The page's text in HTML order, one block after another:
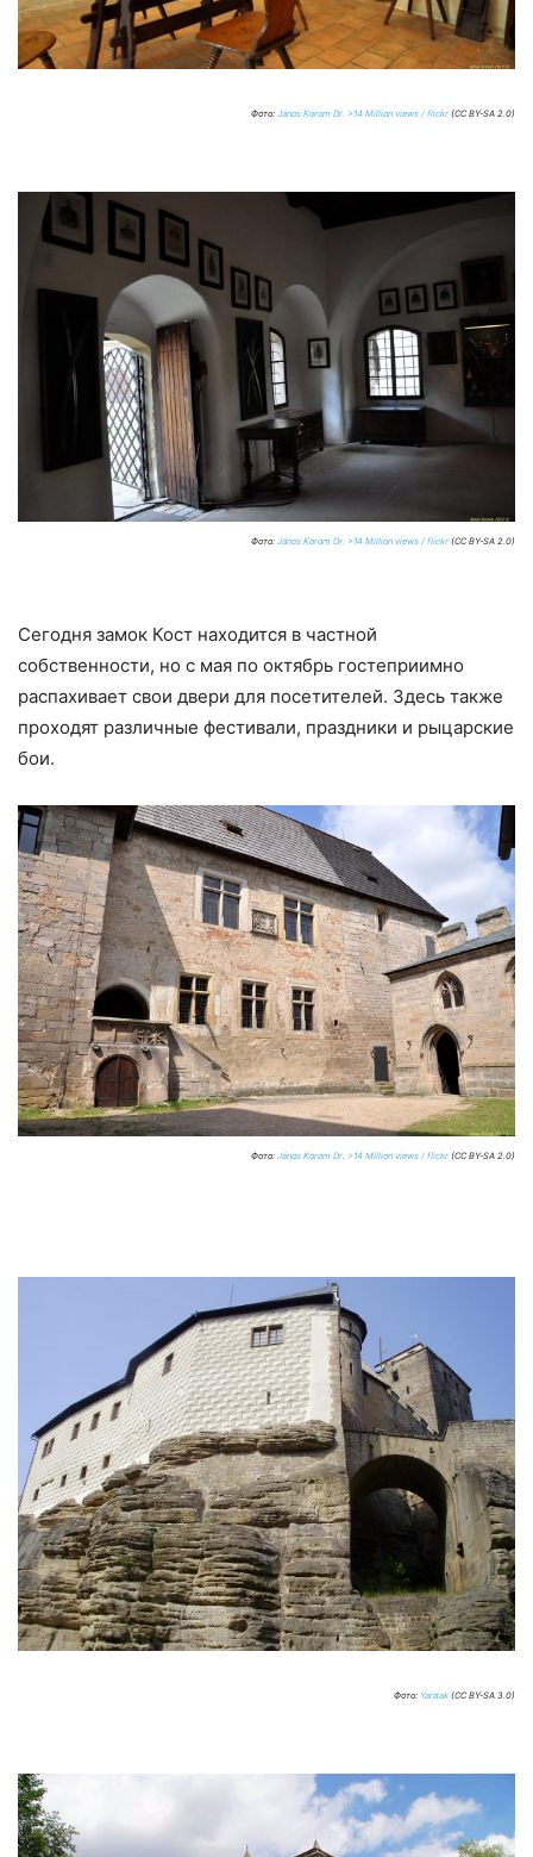
Фото: János Korom Dr. >14 Million views / flickr (CC BY-SA 2.0)
Фото: János Korom Dr. >14 Million views / flickr (CC BY-SA 2.0)
Сегодня замок Кост находится в частной
собственности, но с мая по октябрь гостеприимно
распахивает свои двери для посетителей. Здесь также
проходят различные фестивали, праздники и рыцарские
бои.
Фото: János Korom Dr. >14 Million views / flickr (CC BY-SA 2.0)
Фото: Yardak (CC BY-SA 3.0)